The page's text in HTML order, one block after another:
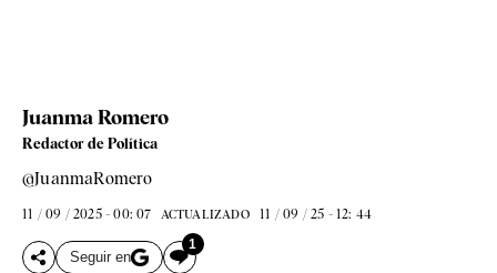
Juanma Romero
Redactor de Política
@JuanmaRomero
11 / 09 / 2025 - 00: 07 ACTUALIZADO 11 / 09 / 25 - 12: 44
Seguir en
1